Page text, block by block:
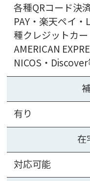
各種QRコード決
PAY・楽天ペイ
種クレジットカ
AMERICAN
NICOS・
有り
在
対応可能